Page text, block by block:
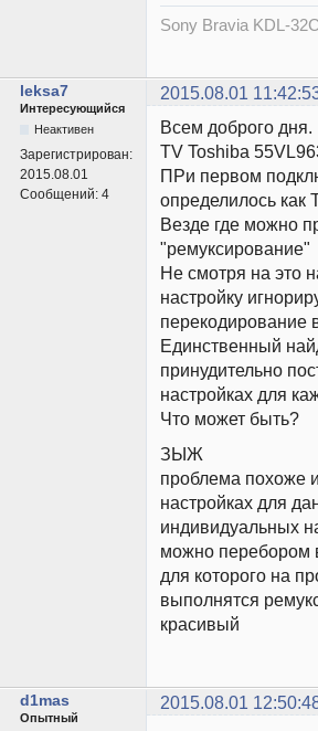
Sony Bravia KDL-
leksa7 2015.08.01
Интересующийся
Неактивен
Зарегистрирован:
2015.08.01
Сообщений: 4
Всем доброго дня.
TV Toshiba
ПРи первом
определилось как
Везде где можно
"ремуксирование"
Не смотря на это
настройку
перекодирование
Единственный
принудительно
настройках для
Что может быть?
ЗЫЖ
проблема похоже
настройках для
индивидуальных
можно перебором
для которого на
выполнятся
красивый
d1mas 2015.08.01
Опытный